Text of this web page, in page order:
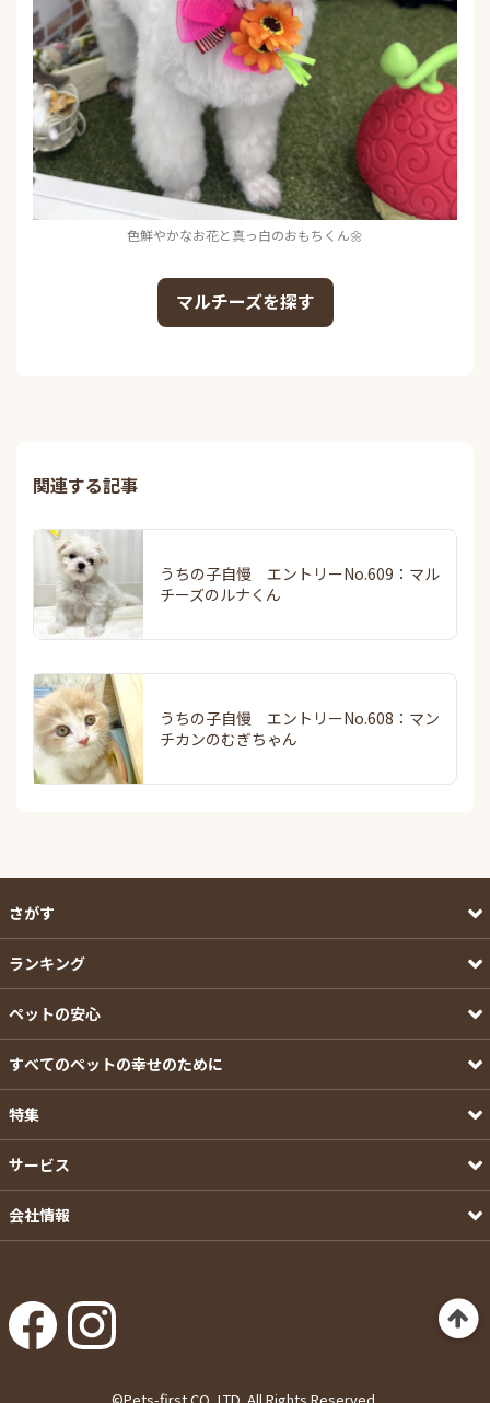
色鮮やかなお花と真っ白のおもちくん🌼
マルチーズを探す
関連する記事
うちの子自慢 エントリーNo.609：マル
チーズのルナくん
うちの子自慢 エントリーNo.608：マン
チカンのむぎちゃん
さがす
ランキング
ペットの安心
すべてのペットの幸せのために
特集
サービス
会社情報